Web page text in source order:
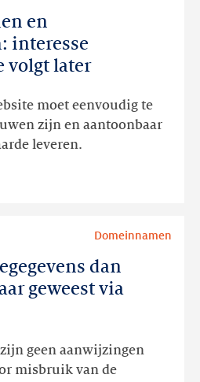
en
interesse
volgt later
moet eenvoudig te
zijn en aantoonbaar
leveren.
dan
geweest via
Domeinnamen
geen aanwijzingen
misbruik van de